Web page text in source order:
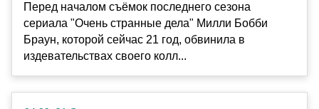
Перед началом съёмок последнего сезона
сериала "Очень странные дела" Милли Бобби
Браун, которой сейчас 21 год, обвинила в
издевательствах своего колл...